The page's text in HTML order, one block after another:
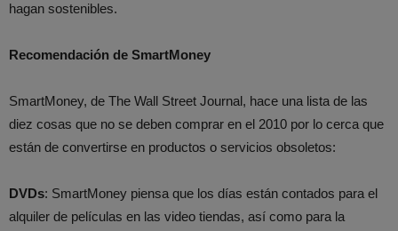
hagan sostenibles.
Recomendación de SmartMoney
SmartMoney, de The Wall Street Journal, hace una lista de las
diez cosas que no se deben comprar en el 2010 por lo cerca que
están de convertirse en productos o servicios obsoletos:
DVDs: SmartMoney piensa que los días están contados para el
alquiler de películas en las video tiendas, así como para la